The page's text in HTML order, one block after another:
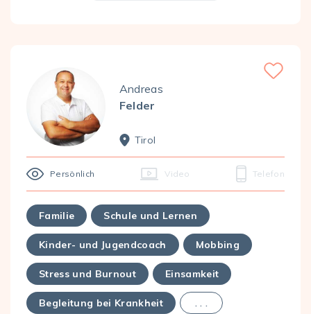
Favorite
Andreas
Felder
Tirol
Persönlich Video Telefon
Familie Schule und Lernen
Kinder- und Jugendcoach Mobbing
Stress und Burnout Einsamkeit
Begleitung bei Krankheit